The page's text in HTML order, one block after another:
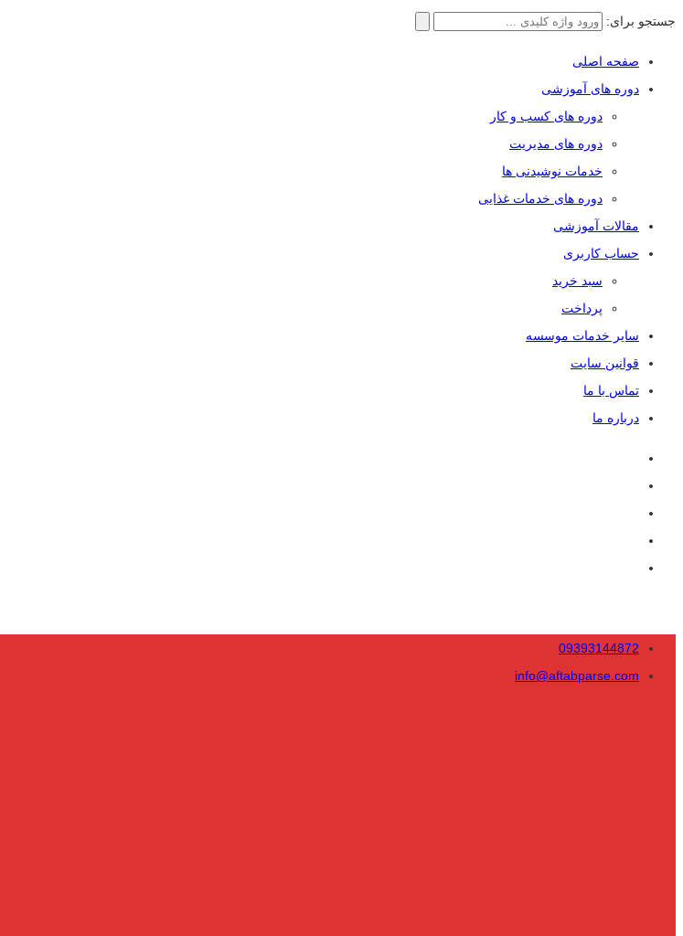
جستجو برای:
صفحه اصلی
دوره های آموزشی
دوره های کسب و کار
دوره های مدیریت
خدمات نوشیدنی ها
دوره های خدمات غذایی
مقالات آموزشی
حساب کاربری
سبد خرید
پرداخت
سایر خدمات موسسه
قوانین سایت
تماس با ما
درباره ما
09393144872
info@aftabparse.com